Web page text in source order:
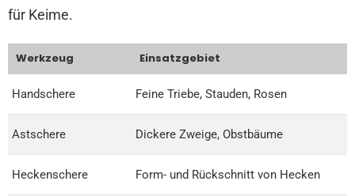
für Keime.
Werkzeug Einsatzgebiet
Handschere Feine Triebe, Stauden, Rosen
Astschere Dickere Zweige, Obstbäume
Heckenschere Form- und Rückschnitt von Hecken